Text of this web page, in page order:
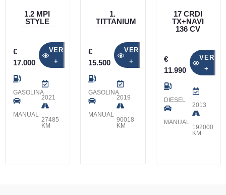
1.2 MPI
STYLE
€
17.000
VER
+
GASOLINA
MANUAL
2021
27485
KM
1.
TITTANIUM
€
15.500
VER
+
GASOLINA
MANUAL
2019
90018
KM
17 CRDI
TX+NAVI
136 CV
€
11.990
VER
+
DIESEL
MANUAL
2013
192000
KM